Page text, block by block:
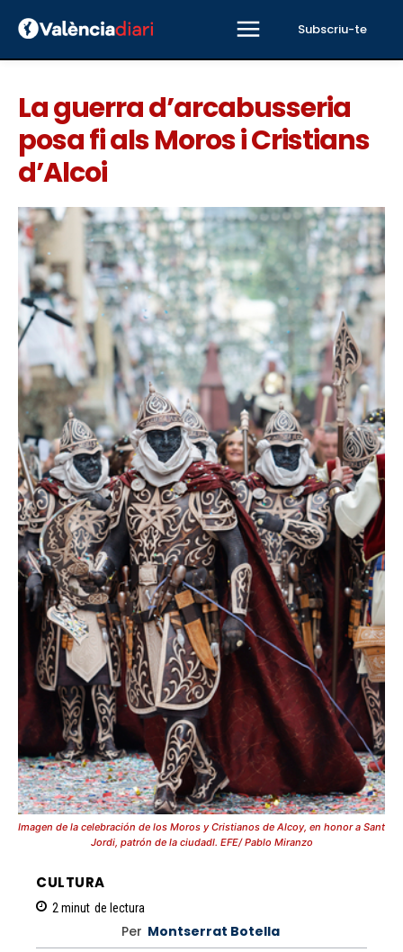
Subscriu-te
La guerra d’arcabusseria
posa fi als Moros i Cristians
d’Alcoi
Imagen de la celebración de los Moros y Cristianos de Alcoy, en honor a Sant
Jordi, patrón de la ciudadl. EFE/ Pablo Miranzo
CULTURA
2 minut de lectura
Per Montserrat Botella